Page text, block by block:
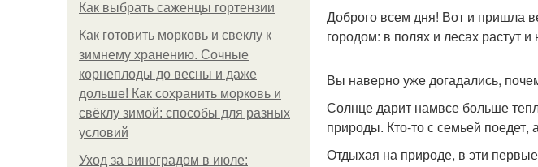
Как выбрать саженцы гортензии
Как готовить морковь и свеклу к
зимнему хранению. Сочные
корнеплоды до весны и даже
дольше! Как сохранить морковь и
свёклу зимой: способы для разных
условий
Уход за виноградом в июле:
Доброго всем дня! Вот и пришла
городом: в полях и лесах растут
Вы наверно уже догадались,
Солнце дарит намвсе больше
природы. Кто-то с семьей поедет,
Отдыхая на природе, в эти